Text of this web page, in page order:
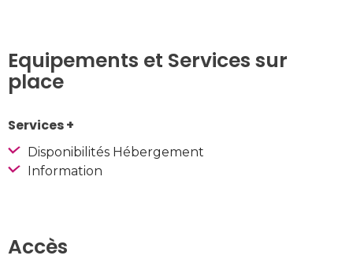
Equipements et Services sur
place
Services +
Disponibilités Hébergement
Information
Accès